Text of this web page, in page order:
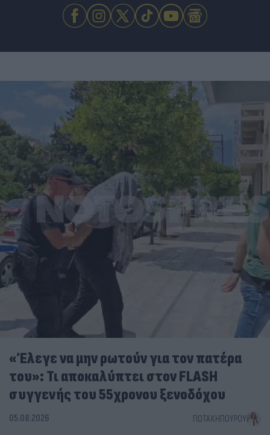
«Έλεγε να μην ρωτούν για τον πατέρα
του»: Τι αποκαλύπτει στον FLASH
συγγενής του 55χρονου ξενοδόχου
05.08.2026 ΓΙΏΤΑ ΚΗΠΟΥΡΟΎ